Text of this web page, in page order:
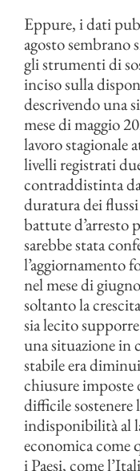
Eppure, i dati
agosto sembrano
gli strumenti di
inciso sulla
descrivendo una
mese di maggio
lavoro stagionale
livelli registrati
contraddistinta
duratura dei
battute d’arresto
sarebbe stata
l’aggiornamento
nel mese di
soltanto la
sia lecito
una situazione in
stabile era
chiusure imposte
difficile sostenere
indisponibilità al
economica come
i Paesi, come